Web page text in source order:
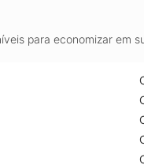
para economizar em